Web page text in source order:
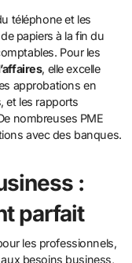
téléphone et les
papiers à la fin du
Pour les
, elle excelle
approbations en
et les rapports
nombreuses PME
avec des banques.
:
parfait
les professionnels,
besoins business,